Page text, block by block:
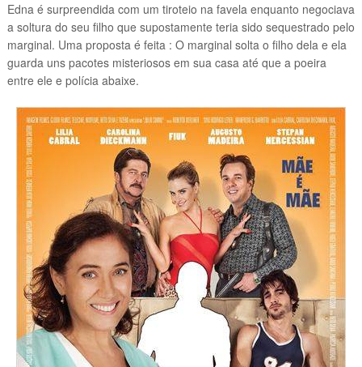
Edna é surpreendida com um tiroteio na favela enquanto negociava
a soltura do seu filho que supostamente teria sido sequestrado pelo
marginal. Uma proposta é feita : O marginal solta o filho dela e ela
guarda uns pacotes misteriosos em sua casa até que a poeira
entre ele e polícia abaixe.